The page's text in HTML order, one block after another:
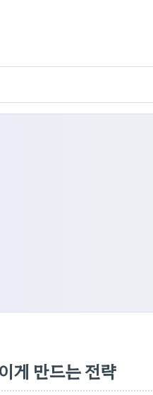
게 만드는 전략